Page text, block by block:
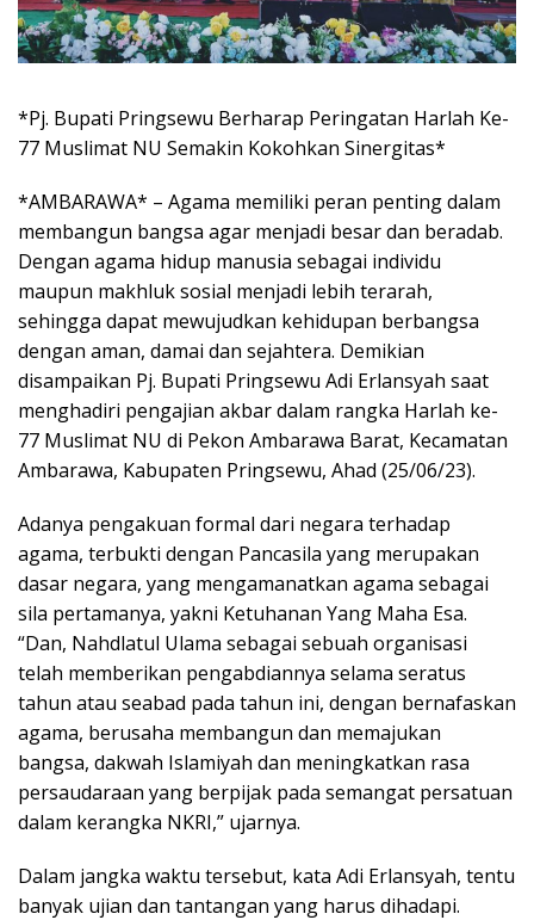
*Pj. Bupati Pringsewu Berharap Peringatan Harlah Ke-
77 Muslimat NU Semakin Kokohkan Sinergitas*
*AMBARAWA* – Agama memiliki peran penting dalam
membangun bangsa agar menjadi besar dan beradab.
Dengan agama hidup manusia sebagai individu
maupun makhluk sosial menjadi lebih terarah,
sehingga dapat mewujudkan kehidupan berbangsa
dengan aman, damai dan sejahtera. Demikian
disampaikan Pj. Bupati Pringsewu Adi Erlansyah saat
menghadiri pengajian akbar dalam rangka Harlah ke-
77 Muslimat NU di Pekon Ambarawa Barat, Kecamatan
Ambarawa, Kabupaten Pringsewu, Ahad (25/06/23).
Adanya pengakuan formal dari negara terhadap
agama, terbukti dengan Pancasila yang merupakan
dasar negara, yang mengamanatkan agama sebagai
sila pertamanya, yakni Ketuhanan Yang Maha Esa.
“Dan, Nahdlatul Ulama sebagai sebuah organisasi
telah memberikan pengabdiannya selama seratus
tahun atau seabad pada tahun ini, dengan bernafaskan
agama, berusaha membangun dan memajukan
bangsa, dakwah Islamiyah dan meningkatkan rasa
persaudaraan yang berpijak pada semangat persatuan
dalam kerangka NKRI,” ujarnya.
Dalam jangka waktu tersebut, kata Adi Erlansyah, tentu
banyak ujian dan tantangan yang harus dihadapi.